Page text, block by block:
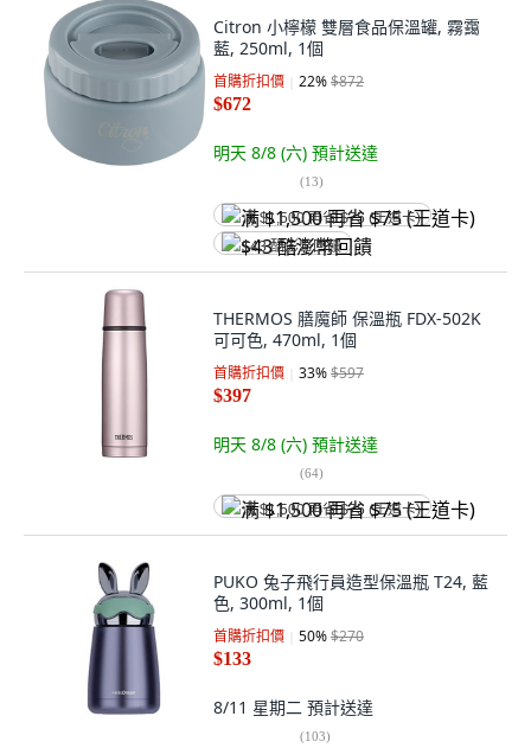
Citron 小檸檬 雙層食品保溫罐, 霧靄
藍, 250ml, 1個
首購折扣價 22%$872
$672
明天 8/8 (六) 預計送達
(13)
满 $1,500 再省 $75 (王道卡)
$43 酷澎幣回饋
THERMOS 膳魔師 保溫瓶 FDX-502K
可可色, 470ml, 1個
首購折扣價 33%$597
$397
明天 8/8 (六) 預計送達
(64)
满 $1,500 再省 $75 (王道卡)
PUKO 兔子飛行員造型保溫瓶 T24, 藍
色, 300ml, 1個
首購折扣價 50%$270
$133
8/11 星期二 預計送達
(103)